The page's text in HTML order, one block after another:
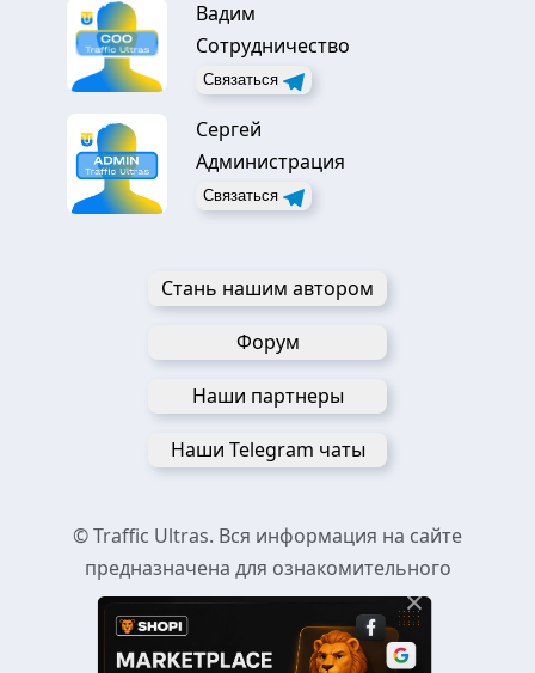
Вадим
Сотрудничество
Связаться
Сергей
Администрация
Связаться
Стань нашим автором
Форум
Наши партнеры
Наши Telegram чаты
© Traffic Ultras. Вся информация на сайте
предназначена для ознакомительного
пользования.
×